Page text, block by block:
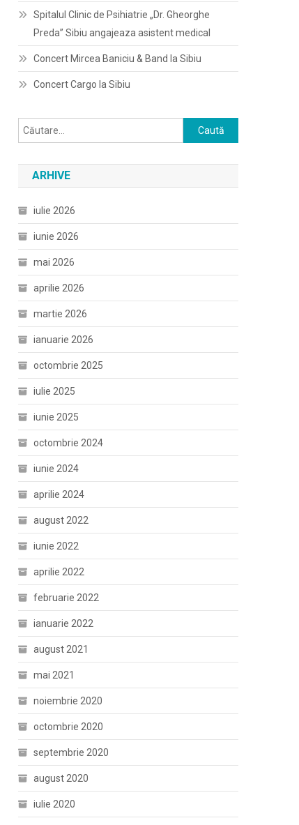
Spitalul Clinic de Psihiatrie „Dr. Gheorghe
Preda” Sibiu angajeaza asistent medical
Concert Mircea Baniciu & Band la Sibiu
Concert Cargo la Sibiu
Caută
după:
ARHIVE
iulie 2026
iunie 2026
mai 2026
aprilie 2026
martie 2026
ianuarie 2026
octombrie 2025
iulie 2025
iunie 2025
octombrie 2024
iunie 2024
aprilie 2024
august 2022
iunie 2022
aprilie 2022
februarie 2022
ianuarie 2022
august 2021
mai 2021
noiembrie 2020
octombrie 2020
septembrie 2020
august 2020
iulie 2020